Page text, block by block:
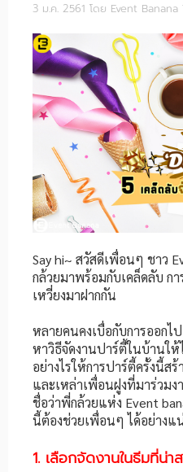
3 ม.ค. 2561 โดย Event Banana
Say hi~ สวัสดีเพื่อนๆ ชาว
กล้วยมาพร้อมกับเคล็ดลับ ก
เหวี่ยงมาฝากกัน
หลายคนคงเบื่อกับการออกไ
หาวิธีจัดงานปาร์ตี้ในบ้านให้
อย่างไรให้การปาร์ตี้ครั้งนี้ส
และเหล่าเพื่อนฝูงที่มาร่วมง
ชื่อว่าพี่กล้วยแห่ง Event
นี้ต้องช่วยเพื่อนๆ ได้อย่างแ
1. เลือกจัดงานในธีมที่น่า